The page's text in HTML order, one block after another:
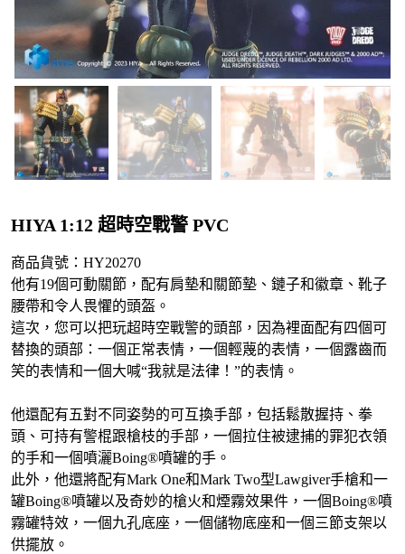
HIYA 1:12 超時空戰警 PVC
商品貨號：HY20270
他有19個可動關節，配有肩墊和關節墊、鏈子和徽章、靴子
腰帶和令人畏懼的頭盔。
這次，您可以把玩超時空戰警的頭部，因為裡面配有四個可
替換的頭部：一個正常表情，一個輕蔑的表情，一個露齒而
笑的表情和一個大喊“我就是法律！”的表情。
他還配有五對不同姿勢的可互換手部，包括鬆散握持、拳
頭、可持有警棍跟槍枝的手部，一個拉住被逮捕的罪犯衣領
的手和一個噴灑Boing®噴罐的手。
此外，他還將配有Mark One和Mark Two型Lawgiver手槍和一
罐Boing®噴罐以及奇妙的槍火和煙霧效果件，一個Boing®噴
霧罐特效，一個九孔底座，一個儲物底座和一個三節支架以
供擺放。